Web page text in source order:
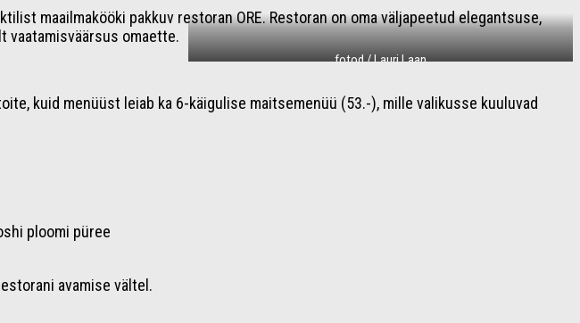
maailmakööki pakkuv restoran ORE. Restoran on oma väljapeetud elegantsuse,
vaatamisväärsus omaette.
fotod / Lauri Laan
kuid menüüst leiab ka 6-käigulise maitsemenüü (53.-), mille valikusse kuuluvad
ploomi püree
avamise vältel.